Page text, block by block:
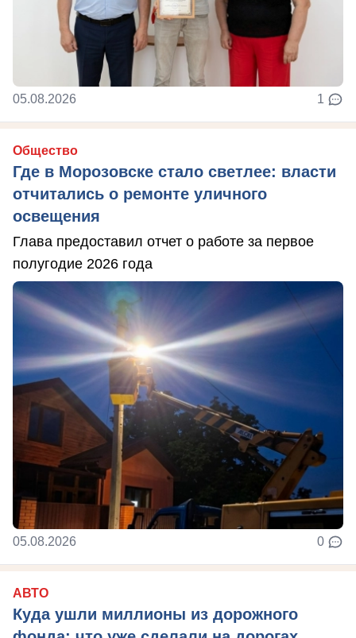
05.08.2026 1
Общество
Где в Морозовске стало светлее: власти
отчитались о ремонте уличного
освещения
Глава предоставил отчет о работе за первое
полугодие 2026 года
05.08.2026 0
АВТО
Куда ушли миллионы из дорожного